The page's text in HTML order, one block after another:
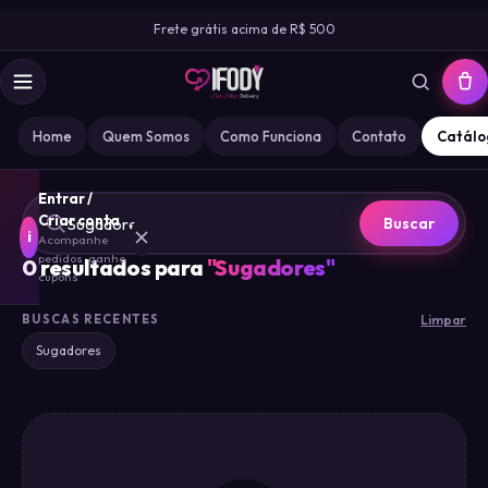
Frete grátis acima de R$ 500
Home Quem Somos Como Funciona Contato
i
Entrar /
Criar conta
Acompanhe
pedidos · ganhe
cupons
MARCA
IFODY
Buscar
0resultados para "Sugadores"
BUSCAS RECENTES
Limpar
Sugadores